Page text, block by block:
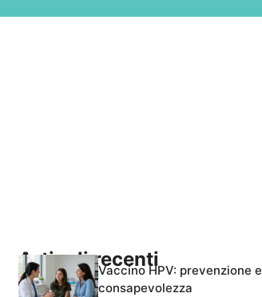
Articoli recentiVaccino HPV: prevenzione e
consapevolezza